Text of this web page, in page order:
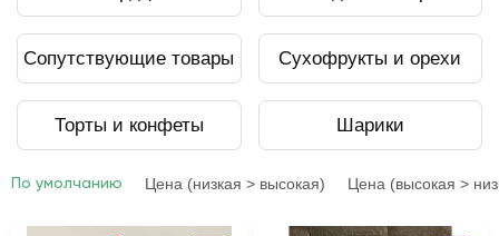
Сопутствующие товары Сухофрукты и орехи
Торты и конфеты Шарики
По умолчанию Цена (низкая > высокая) Цена (высокая >